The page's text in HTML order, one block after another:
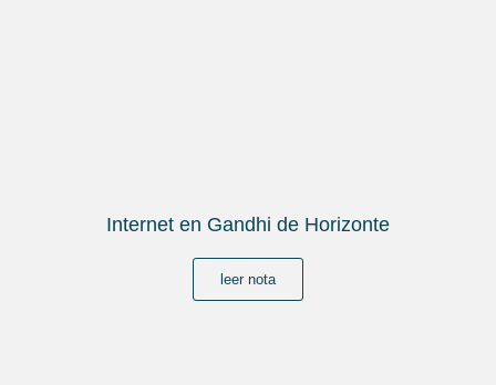
Internet en Gandhi de Horizonte
leer nota